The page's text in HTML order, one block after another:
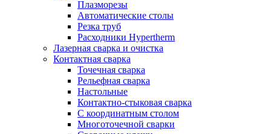
Плазморезы
Автоматические столы
Резка труб
Расходники Hypertherm
Лазерная сварка и очистка
Контактная сварка
Точечная сварка
Рельефная сварка
Настольные
Контактно-стыковая сварка
С координатным столом
Многоточечной сварки